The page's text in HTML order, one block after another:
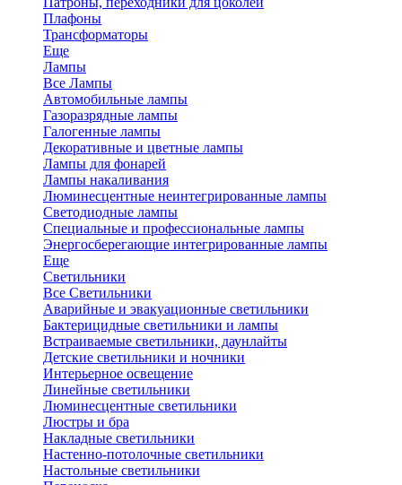
Плафоны
Трансформаторы
Еще
Лампы
Все Лампы
Автомобильные лампы
Газоразрядные лампы
Галогенные лампы
Декоративные и цветные лампы
Лампы для фонарей
Лампы накаливания
Люминесцентные неинтегрированные лампы
Светодиодные лампы
Специальные и профессиональные лампы
Энергосберегающие интегрированные лампы
Еще
Светильники
Все Светильники
Аварийные и эвакуационные светильники
Бактерицидные светильники и лампы
Встраиваемые светильники, даунлайты
Детские светильники и ночники
Интерьерное освещение
Линейные светильники
Люминесцентные светильники
Люстры и бра
Накладные светильники
Настенно-потолочные светильники
Настольные светильники